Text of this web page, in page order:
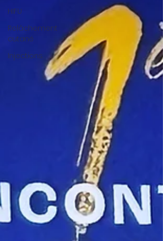
HIFU
Relâchement
cutané
Injections